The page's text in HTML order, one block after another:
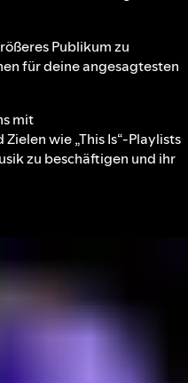
Publikum zu
für deine angesagtesten
mit
wie „This Is“-Playlists
zu beschäftigen und ihr